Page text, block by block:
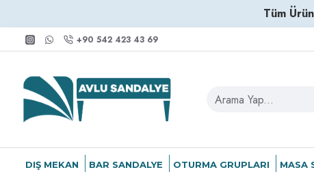
Tüm
+90 542 423 43 69
DIŞ MEKAN BAR SANDALYE OTURMA GRUPLARI MASA